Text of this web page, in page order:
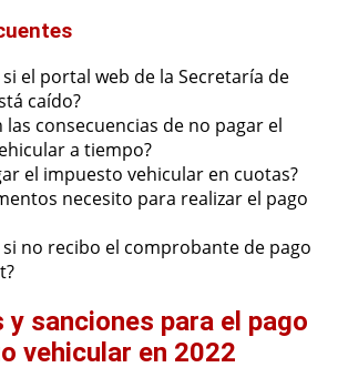
el portal web de la Secretaría de
caído?
las consecuencias de no pagar el
a tiempo?
el impuesto vehicular en cuotas?
necesito para realizar el pago
si no recibo el comprobante de pago
y sanciones para el pago
vehicular en 2022